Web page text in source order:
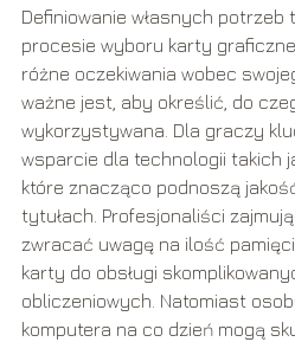
Definiowanie własnych potrzeb
procesie wyboru karty
różne oczekiwania wobec
ważne jest, aby określić, do
wykorzystywana. Dla graczy
wsparcie dla technologii takich
które znacząco podnoszą
tytułach. Profesjonaliści
zwracać uwagę na ilość
karty do obsługi
obliczeniowych. Natomiast
komputera na co dzień mogą